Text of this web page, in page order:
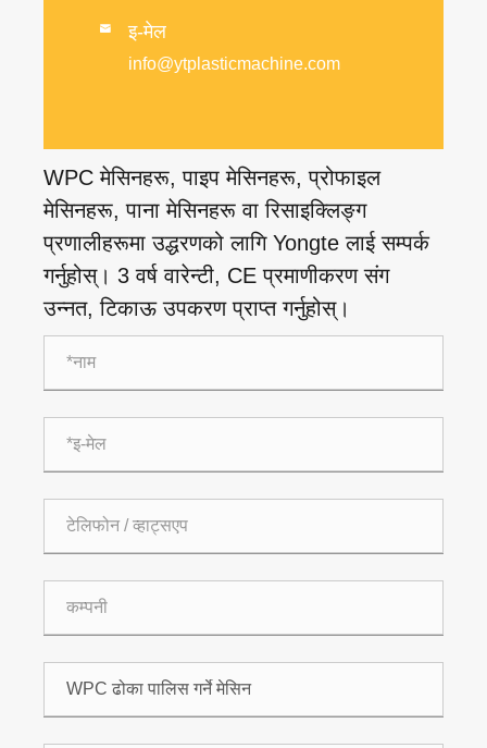
 इ-मेल
info@ytplasticmachine.com
WPC मेसिनहरू, पाइप मेसिनहरू, प्रोफाइल
मेसिनहरू, पाना मेसिनहरू वा रिसाइक्लिङ्ग
प्रणालीहरूमा उद्धरणको लागि Yongte लाई सम्पर्क
गर्नुहोस्। 3 वर्ष वारेन्टी, CE प्रमाणीकरण संग
उन्नत, टिकाऊ उपकरण प्राप्त गर्नुहोस्।